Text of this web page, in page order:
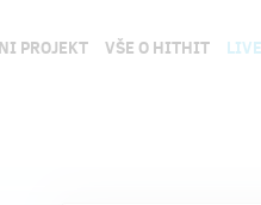
PROJEKT VŠE O HITHIT